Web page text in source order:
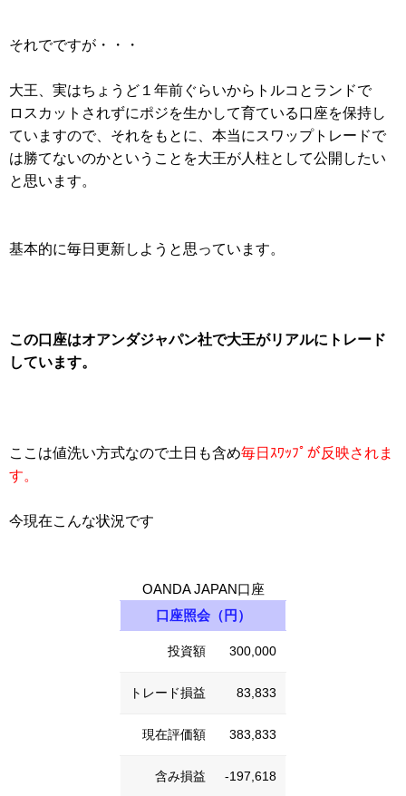
それでですが・・・
大王、実はちょうど１年前ぐらいからトルコとランドで
ロスカットされずにポジを生かして育ている口座を保持し
ていますので、それをもとに、本当にスワップトレードで
は勝てないのかということを大王が人柱として公開したい
と思います。
基本的に毎日更新しようと思っています。
この口座はオアンダジャパン社で大王がリアルにトレード
しています。
ここは値洗い方式なので土日も含め毎日ｽﾜｯﾌﾟが反映されま
す。
今現在こんな状況です
OANDA JAPAN口座
口座照会（円）
投資額 300,000
トレード損益 83,833
現在評価額 383,833
含み損益 -197,618